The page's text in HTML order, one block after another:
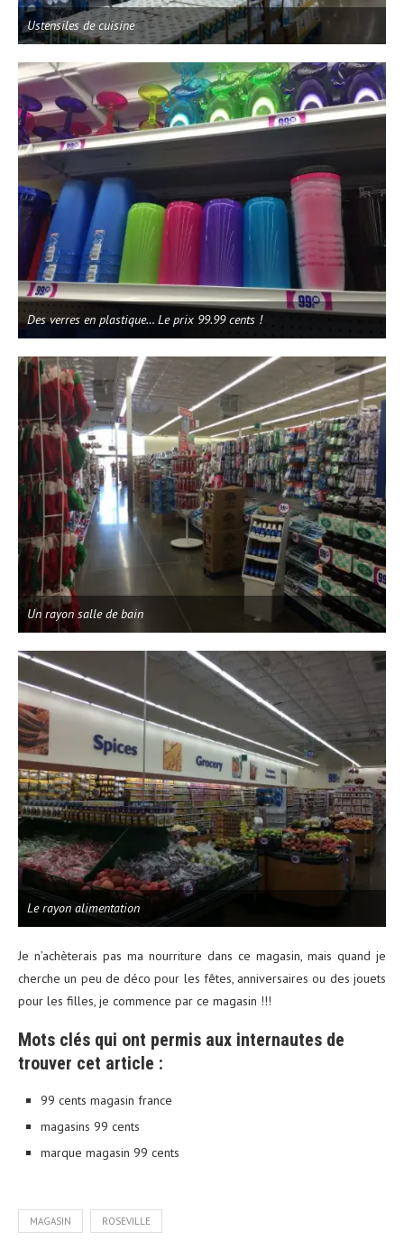
Ustensiles de cuisine
Des verres en plastique… Le prix 99.99 cents !
Un rayon salle de bain
Le rayon alimentation
Je n’achèterais pas ma nourriture dans ce magasin, mais quand je
cherche un peu de déco pour les fêtes, anniversaires ou des jouets
pour les filles, je commence par ce magasin !!!
Mots clés qui ont permis aux internautes de
trouver cet article :
99 cents magasin france
magasins 99 cents
marque magasin 99 cents
MAGASIN ROSEVILLE